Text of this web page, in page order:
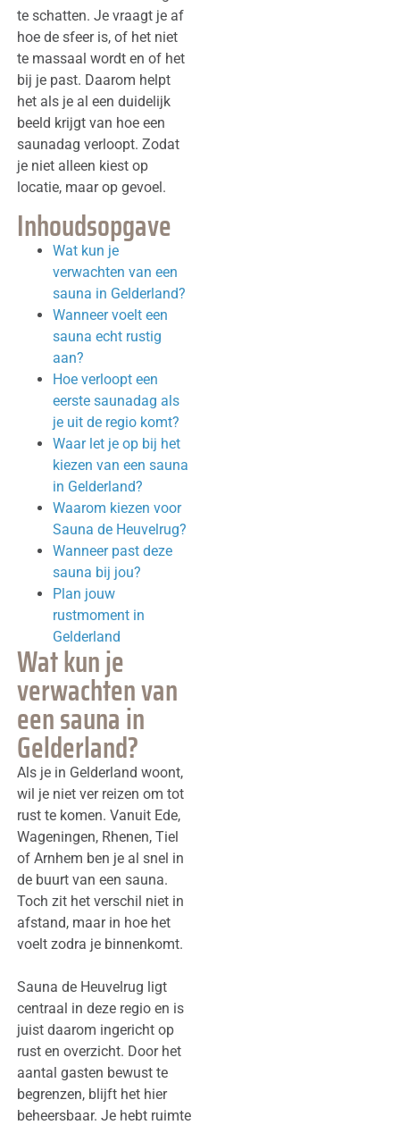
te schatten. Je vraagt je af
hoe de sfeer is, of het niet
te massaal wordt en of het
bij je past. Daarom helpt
het als je al een duidelijk
beeld krijgt van hoe een
saunadag verloopt. Zodat
je niet alleen kiest op
locatie, maar op gevoel.
Inhoudsopgave
Wat kun je
verwachten van een
sauna in Gelderland?
Wanneer voelt een
sauna echt rustig
aan?
Hoe verloopt een
eerste saunadag als
je uit de regio komt?
Waar let je op bij het
kiezen van een sauna
in Gelderland?
Waarom kiezen voor
Sauna de Heuvelrug?
Wanneer past deze
sauna bij jou?
Plan jouw
rustmoment in
Gelderland
Wat kun je
verwachten van
een sauna in
Gelderland?
Als je in Gelderland woont,
wil je niet ver reizen om tot
rust te komen. Vanuit Ede,
Wageningen, Rhenen, Tiel
of Arnhem ben je al snel in
de buurt van een sauna.
Toch zit het verschil niet in
afstand, maar in hoe het
voelt zodra je binnenkomt.
Sauna de Heuvelrug ligt
centraal in deze regio en is
juist daarom ingericht op
rust en overzicht. Door het
aantal gasten bewust te
begrenzen, blijft het hier
beheersbaar. Je hebt ruimte